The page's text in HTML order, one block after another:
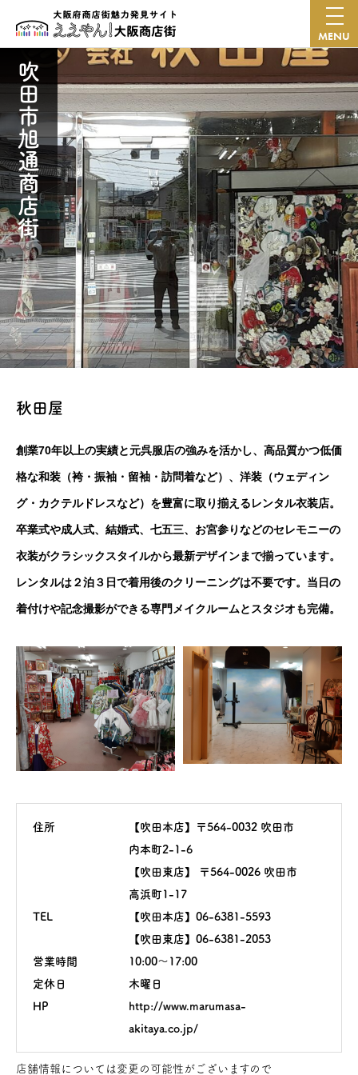
MENU
吹田市旭通商店街
秋田屋
創業70年以上の実績と元呉服店の強みを活かし、高品質かつ低価
格な和装（袴・振袖・留袖・訪問着など）、洋装（ウェディン
グ・カクテルドレスなど）を豊富に取り揃えるレンタル衣装店。
卒業式や成人式、結婚式、七五三、お宮参りなどのセレモニーの
衣装がクラシックスタイルから最新デザインまで揃っています。
レンタルは２泊３日で着用後のクリーニングは不要です。当日の
着付けや記念撮影ができる専門メイクルームとスタジオも完備。
住所
【吹田本店】〒564-0032 吹田市
内本町2-1-6
【吹田東店】 〒564-0026 吹田市
高浜町1-17
TEL
【吹田本店】06-6381-5593
【吹田東店】06-6381-2053
営業時間
10:00～17:00
定休日
木曜日
HP
http://www.marumasa-
akitaya.co.jp/
店舗情報については変更の可能性がございますので